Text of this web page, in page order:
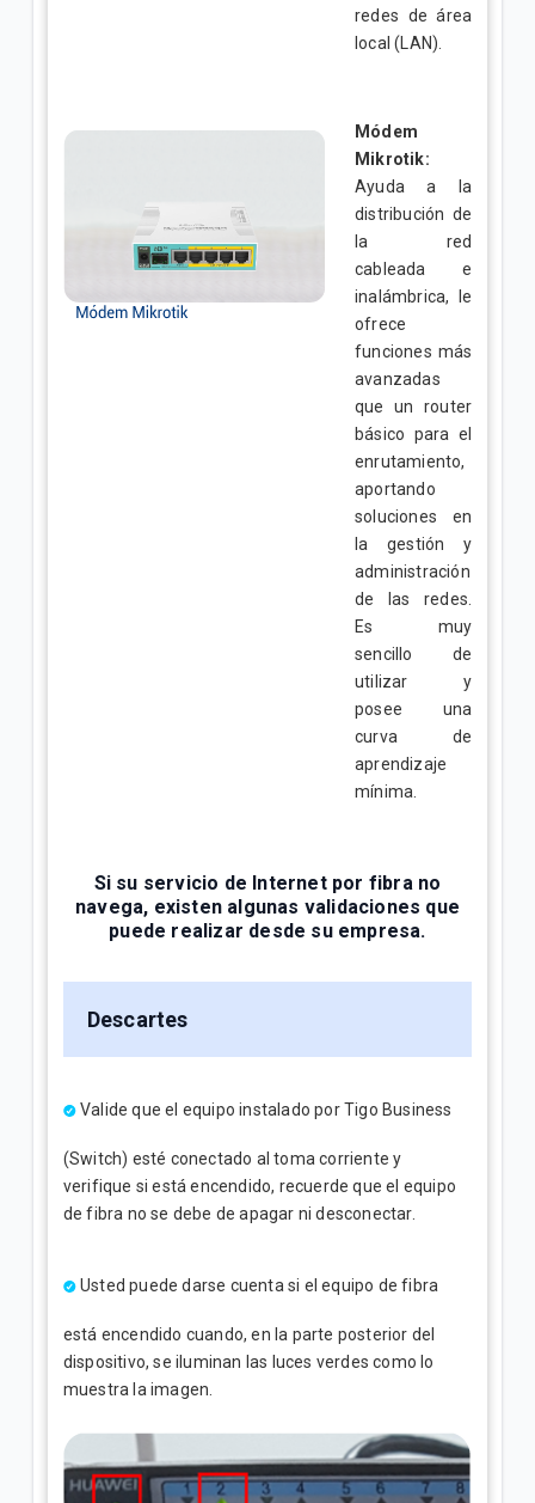
redes de área
local (LAN).
Módem
Mikrotik:
Ayuda a la
distribución de
la red
cableada e
inalámbrica, le
ofrece
funciones más
avanzadas
que un router
básico para el
enrutamiento,
aportando
soluciones en
la gestión y
administración
de las redes.
Es muy
sencillo de
utilizar y
posee una
curva de
aprendizaje
mínima.
Si su servicio de Internet por fibra no
navega, existen algunas validaciones que
puede realizar desde su empresa.
Descartes
Valide que el equipo instalado por Tigo Business
(Switch) esté conectado al toma corriente y
verifique si está encendido, recuerde que el equipo
de fibra no se debe de apagar ni desconectar.
Usted puede darse cuenta si el equipo de fibra
está encendido cuando, en la parte posterior del
dispositivo, se iluminan las luces verdes como lo
muestra la imagen.